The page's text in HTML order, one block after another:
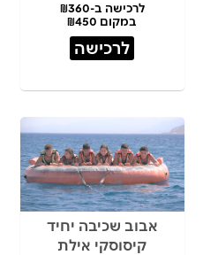
לרכישה ב-₪360
במקום ₪450
לרכישה
אבוב שכיבה יחיד
קיסוסקי אילת